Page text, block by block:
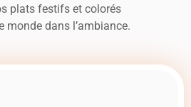
plats festifs et colorés
monde dans l’ambiance.